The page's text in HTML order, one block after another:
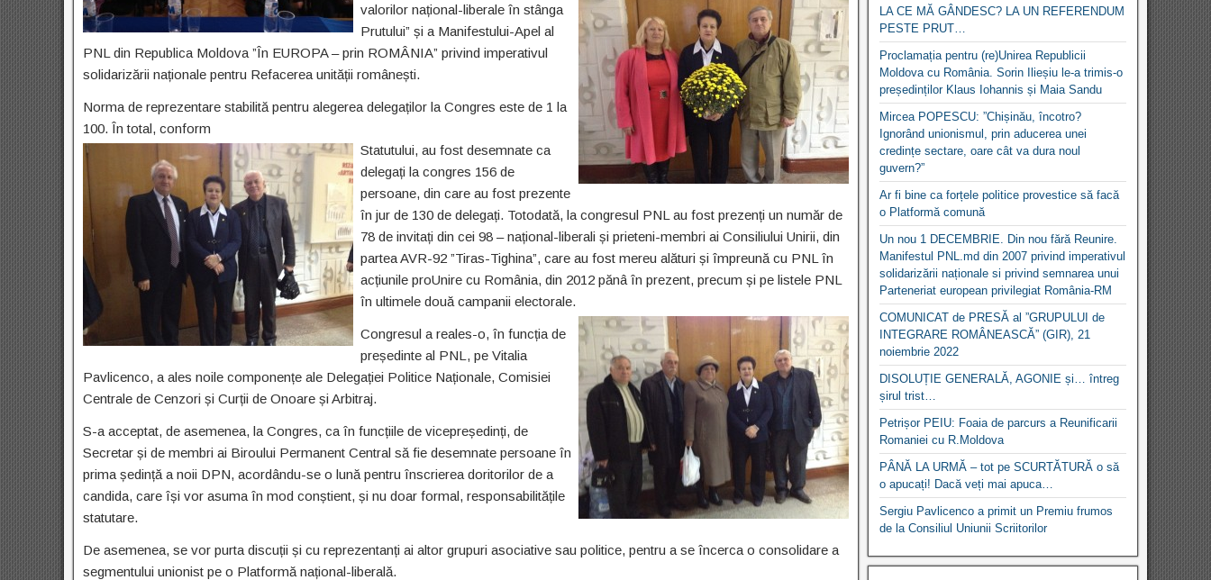
valorilor național-liberale în stânga
Prutului” și a Manifestului-Apel al
PNL din Republica Moldova ”În EUROPA – prin ROMÂNIA” privind imperativul
solidarizării naționale pentru Refacerea unității românești.
Norma de reprezentare stabilită pentru alegerea delegaților la Congres este de 1 la
100. În total, conform
Statutului, au fost desemnate ca
delegați la congres 156 de
persoane, din care au fost prezente
în jur de 130 de delegați. Totodată, la congresul PNL au fost prezenți un număr de
78 de invitați din cei 98 – național-liberali și prieteni-membri ai Consiliului Unirii, din
partea AVR-92 ”Tiras-Tighina”, care au fost mereu alături și împreună cu PNL în
acțiunile proUnire cu România, din 2012 pănâ în prezent, precum și pe listele PNL
în ultimele două campanii electorale.
Congresul a reales-o, în funcția de
președinte al PNL, pe Vitalia
Pavlicenco, a ales noile componențe ale Delegației Politice Naționale, Comisiei
Centrale de Cenzori și Curții de Onoare și Arbitraj.
S-a acceptat, de asemenea, la Congres, ca în funcțiile de vicepreședinți, de
Secretar și de membri ai Biroului Permanent Central să fie desemnate persoane în
prima ședință a noii DPN, acordându-se o lună pentru înscrierea doritorilor de a
candida, care își vor asuma în mod conștient, și nu doar formal, responsabilitățile
statutare.
De asemenea, se vor purta discuții și cu reprezentanți ai altor grupuri asociative sau politice, pentru a se încerca o consolidare a
segmentului unionist pe o Platformă național-liberală.
LA CE MĂ GÂNDESC? LA UN REFERENDUM
PESTE PRUT…
Proclamația pentru (re)Unirea Republicii
Moldova cu România. Sorin Ilieșiu le-a trimis-o
președinților Klaus Iohannis și Maia Sandu
Mircea POPESCU: ”Chișinău, încotro?
Ignorând unionismul, prin aducerea unei
credințe sectare, oare cât va dura noul
guvern?”
Ar fi bine ca forțele politice provestice să facă
o Platformă comună
Un nou 1 DECEMBRIE. Din nou fără Reunire.
Manifestul PNL.md din 2007 privind imperativul
solidarizării naționale si privind semnarea unui
Parteneriat european privilegiat România-RM
COMUNICAT de PRESĂ al ”GRUPULUI de
INTEGRARE ROMÂNEASCĂ” (GIR), 21
noiembrie 2022
DISOLUȚIE GENERALĂ, AGONIE și… întreg
șirul trist…
Petrișor PEIU: Foaia de parcurs a Reunificarii
Romaniei cu R.Moldova
PÂNĂ LA URMĂ – tot pe SCURTĂTURĂ o să
o apucați! Dacă veți mai apuca…
Sergiu Pavlicenco a primit un Premiu frumos
de la Consiliul Uniunii Scriitorilor